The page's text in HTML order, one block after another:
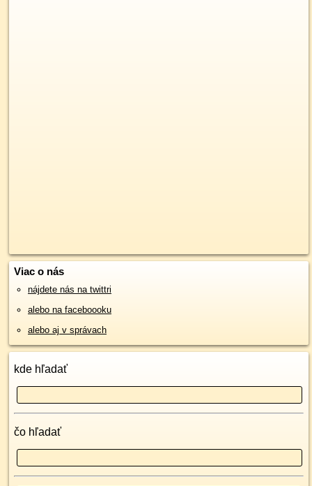
Viac o nás
nájdete nás na twittri
alebo na faceboooku
alebo aj v správach
kde hľadať
čo hľadať